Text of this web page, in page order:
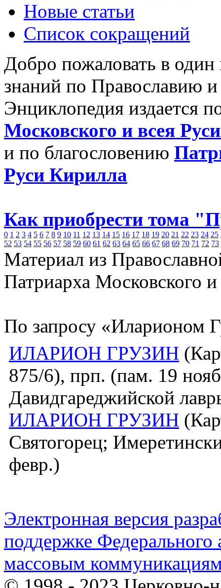
Новые статьи
Список сокращений
Добро пожаловать в
знаний по Православию
Энциклопедия издается
Московского и всея
и по благословению
Руси Кирилла
Как приобрести тома
0 1 2 3 4 5 6 7 8 9 10 11 12 13 14 15 16 17 18 19 20 21 22 23 24 25
52 53 54 55 56 57 58 59 60 61 62 63 64 65 66 67 68 69 70 71 72 73
Материал из
Патриарха Московского
По запросу «Иларионом
ИЛАРИОН ГРУЗИН
875/6), прп. (пам. 19
Давидгареджийской
ИЛАРИОН ГРУЗИН
Святогорец;
февр.)
Электронная версия
поддержке Федерального
массовым